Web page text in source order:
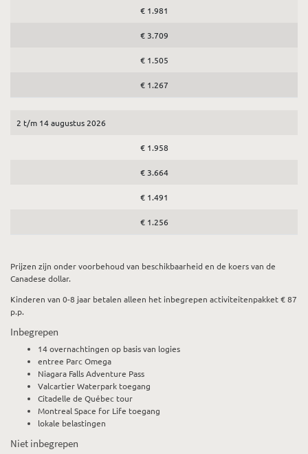
€ 1.981
€ 3.709
€ 1.505
€ 1.267
2 t/m 14 augustus 2026
€ 1.958
€ 3.664
€ 1.491
€ 1.256
Prijzen zijn onder voorbehoud van beschikbaarheid en de koers van de
Canadese dollar.
Kinderen van 0-8 jaar betalen alleen het inbegrepen activiteitenpakket € 87
p.p.
Inbegrepen
14 overnachtingen op basis van logies
entree Parc Omega
Niagara Falls Adventure Pass
Valcartier Waterpark toegang
Citadelle de Québec tour
Montreal Space for Life toegang
lokale belastingen
Niet inbegrepen